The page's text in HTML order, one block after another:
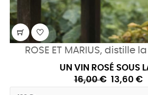
ROSE ET MARIUS, distille
UN VIN ROSÉ SOUS
16,00 € 13,60 €